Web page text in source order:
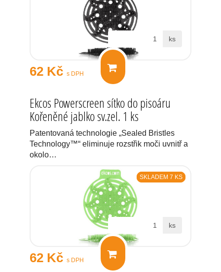
62 Kč s DPH
ks
Ekcos Powerscreen sítko do pisoáru
Kořeněné jablko sv.zel. 1 ks
Patentovaná technologie „Sealed Bristles
Technology™“ eliminuje rozstřik moči uvnitř a
okolo…
SKLADEM 7 KS
62 Kč s DPH
ks